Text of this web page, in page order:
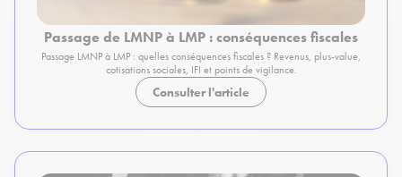
Passage de LMNP à LMP : conséquences fiscales
Passage LMNP à LMP : quelles conséquences fiscales ? Revenus, plus-value,
cotisations sociales, IFI et points de vigilance.
Consulter l'article